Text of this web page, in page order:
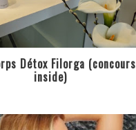
Détox Filorga (concours
inside)